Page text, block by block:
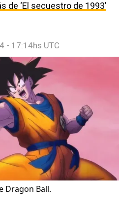
de ‘El secuestro de 1993’
- 17:14hs UTC
Dragon Ball.